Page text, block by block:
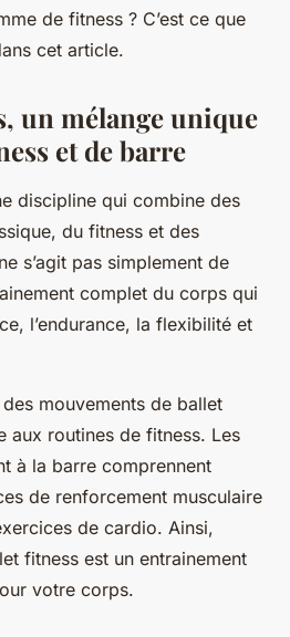
de fitness ? C’est ce que
cet article.
un mélange unique
et de barre
discipline qui combine des
du fitness et des
s’agit pas simplement de
complet du corps qui
l’endurance, la flexibilité et
mouvements de ballet
aux routines de fitness. Les
à la barre comprennent
de renforcement musculaire
de cardio. Ainsi,
fitness est un entrainement
votre corps.